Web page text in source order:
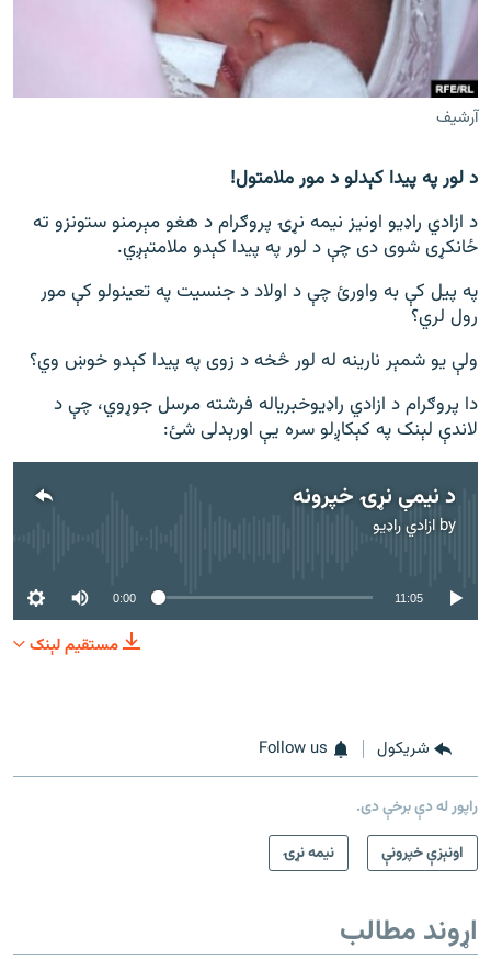
اړیکه
دري پاڼه
Azadi English
راسره ملګري شئ
د ازادې اروپا/ ازادي راډيو ټولې پاڼې
آرشیف
د لور په پیدا کېدلو د مور ملامتول!
د ازادي راډیو اونیز نیمه نړۍ پروګرام د هغو مېرمنو ستونزو ته
ځانکړی شوی دی چې د لور په پیدا کېدو ملامتېږي.
په پیل کې به واورئ چې د اولاد د جنسیت په تعینولو کې مور
رول لري؟
ولې یو شمېر نارینه له لور څخه د زوی په پیدا کېدو خوښ وي؟
دا پروګرام د ازادي راډیوخبریاله فرشته مرسل جوړوي، چې د
لاندې لېنک په کېکاږلو سره یې اورېدلی شئ:
د نیمې نړۍ خپرونه
by ازادي راډیو
No media source currently available
0:00 11:05
مستقیم لېنک
شريکول Follow us
راپور له دې برخې دی.
اونېزې خپرونې
نیمه نړۍ
اړوند مطالب